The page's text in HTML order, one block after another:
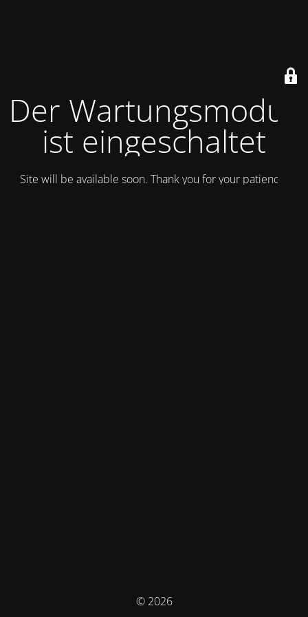
Der Wartungsmodus
ist eingeschaltet
Site will be available soon. Thank you for your patience!
© 2026